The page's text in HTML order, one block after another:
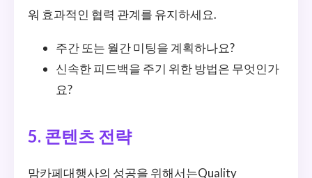
워 효과적인 협력 관계를 유지하세요.
주간 또는 월간 미팅을 계획하나요?
신속한 피드백을 주기 위한 방법은 무엇인가
요?
5. 콘텐츠 전략
맘카페대행사의 성공을 위해서는Quality